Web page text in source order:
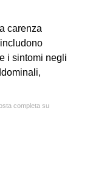
carenza
i sintomi negli
completa su